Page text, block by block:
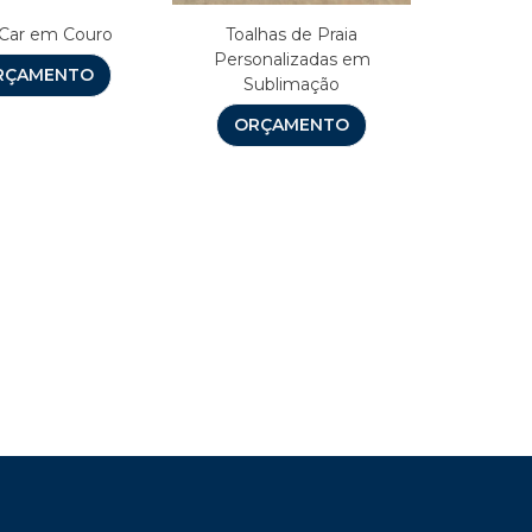
em Couro
Toalhas de Praia
Personalizadas em
Sublimação
ORÇAMENTO